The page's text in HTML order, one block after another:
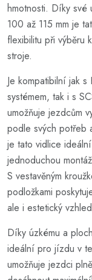
hmotnosti. Díky své
100 až 115 mm je
flexibilitu při výběru
stroje.
Je kompatibilní jak
systémem, tak i s
umožňuje jezdcům
podle svých potřeb
je tato vidlice
jednoduchou
S vestavěným
podložkami
ale i estetický
Díky úzkému a
ideální pro jízdu v
umožňuje jezdci